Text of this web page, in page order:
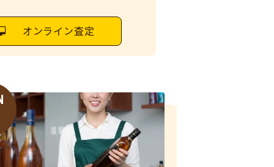
オンライン査定